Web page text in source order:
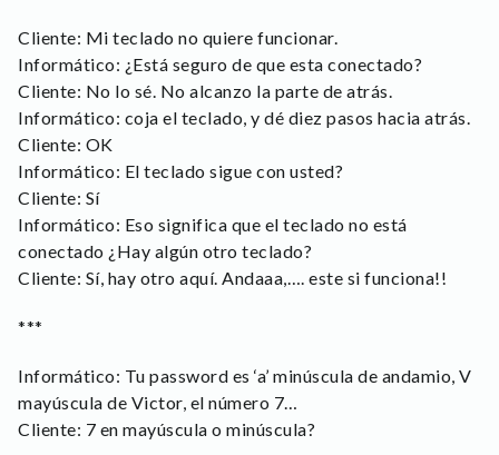
Cliente: Mi teclado no quiere funcionar.
Informático: ¿Está seguro de que esta conectado?
Cliente: No lo sé. No alcanzo la parte de atrás.
Informático: coja el teclado, y dé diez pasos hacia atrás.
Cliente: OK
Informático: El teclado sigue con usted?
Cliente: Sí
Informático: Eso significa que el teclado no está
conectado ¿Hay algún otro teclado?
Cliente: Sí, hay otro aquí. Andaaa,…. este si funciona!!
***
Informático: Tu password es ‘a’ minúscula de andamio, V
mayúscula de Victor, el número 7…
Cliente: 7 en mayúscula o minúscula?